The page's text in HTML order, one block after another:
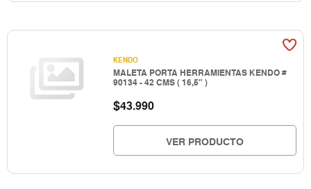
KENDO
MALETA PORTA HERRAMIENTAS KENDO #
90134 - 42 CMS ( 16,5" )
$43.990
VER PRODUCTO